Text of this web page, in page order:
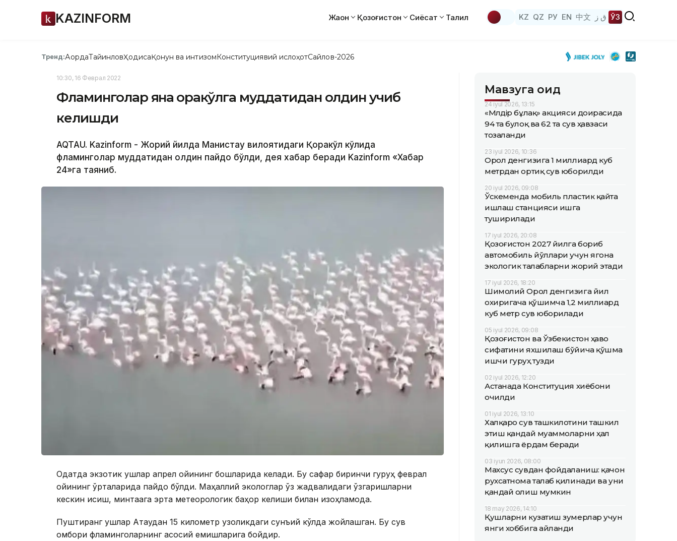
KAZINFORM Жаҳон Қозоғистон Сиёсат Таҳлил KZ QZ РУ EN 中文 ق ز ЎЗ
Тренд:АқордаТайинловҲодисаҚонун ва интизомКонституциявий ислоҳотСайлов-2026
10:30, 16 Феврал 2022
Фламинголар яна Қоракўлга муддатидан олдин учиб
келишди
AQTAU. Kazinform - Жорий йилда Манғистау вилоятидаги Қоракўл кўлида
фламинголар муддатидан олдин пайдо бўлди, дея хабар беради Kazinform «Хабар
24»га таяниб.
Одатда экзотик қушлар апрел ойининг бошларида келади. Бу сафар биринчи гуруҳ феврал
ойининг ўрталарида пайдо бўлди. Маҳаллий экологлар ўз жадвалидаги ўзгаришларни
кескин исиш, минтақага эрта метеорологик баҳор келиши билан изоҳламоқда.
Пуштиранг қушлар Ақтаудан 15 километр узоқликдаги сунъий кўлда жойлашган. Бу сув
омбори фламинголарнинг асосий емишларига бойдир.
Мавзуга оид
24 iyul 2026, 13:15
«Мөлдір бұлақ» акцияси доирасида
94 та булоқ ва 62 та сув ҳавзаси
тозаланди
23 iyul 2026, 10:36
Орол денгизига 1 миллиард куб
метрдан ортиқ сув юборилди
20 iyul 2026, 09:08
Ўскеменда мобиль пластик қайта
ишлаш станцияси ишга
туширилади
17 iyul 2026, 20:08
Қозоғистон 2027 йилга бориб
автомобиль йўллари учун ягона
экологик талабларни жорий этади
17 iyul 2026, 18:20
Шимолий Орол денгизига йил
охиригача қўшимча 1,2 миллиард
куб метр сув юборилади
05 iyul 2026, 09:08
Қозоғистон ва Ўзбекистон ҳаво
сифатини яхшилаш бўйича қўшма
ишчи гуруҳ тузди
02 iyul 2026, 12:20
Астанада Конституция хиёбони
очилди
01 iyul 2026, 13:10
Халқаро сув ташкилотини ташкил
этиш қандай муаммоларни ҳал
қилишга ёрдам беради
03 iyun 2026, 08:00
Махсус сувдан фойдаланиш: қачон
рухсатнома талаб қилинади ва уни
қандай олиш мумкин
18 may 2026, 14:10
Қушларни кузатиш зумерлар учун
янги хоббига айланди